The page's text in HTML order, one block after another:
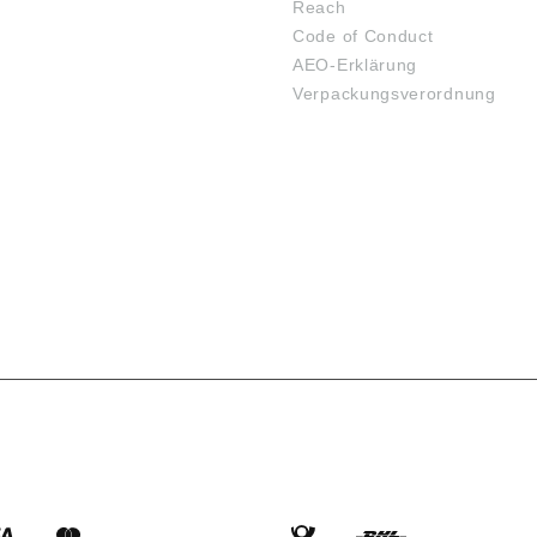
Reach
Code of Conduct
AEO-Erklärung
Verpackungsverordnung